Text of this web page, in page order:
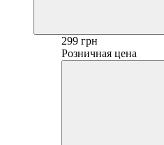
299 грн
Розничная цена